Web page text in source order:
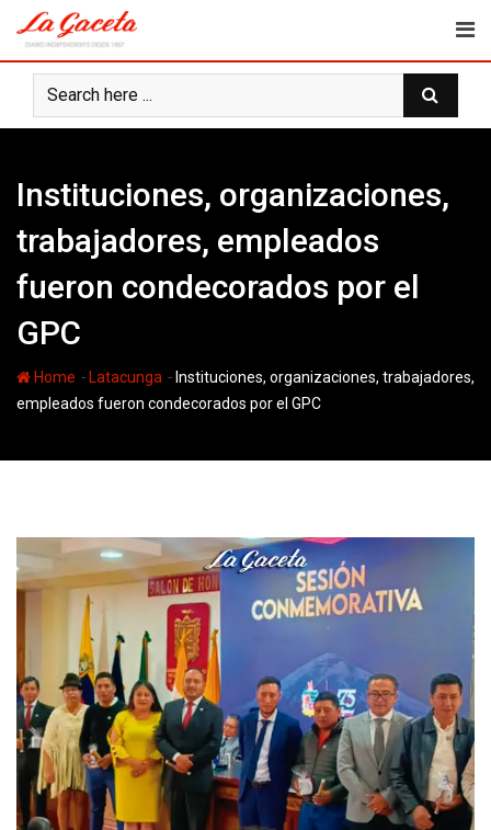
content
Instituciones, organizaciones,
trabajadores, empleados
fueron condecorados por el
GPC
Home - Latacunga - Instituciones, organizaciones, trabajadores,
empleados fueron condecorados por el GPC